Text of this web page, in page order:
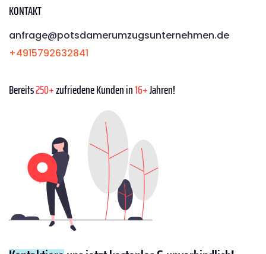
KONTAKT
anfrage@potsdamerumzugsunternehmen.de
+4915792632841
Bereits250+zufriedene Kunden in16+Jahren!